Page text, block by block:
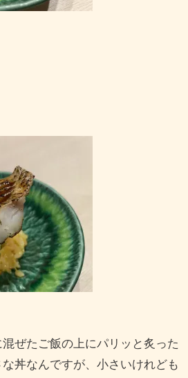
ぜたご飯の上にパリッと炙った
丼なんですが、小さいけれども